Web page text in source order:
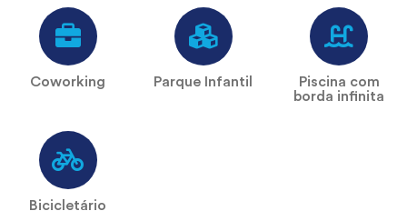
Coworking Parque Infantil
Piscina com
borda infinita
Bicicletário